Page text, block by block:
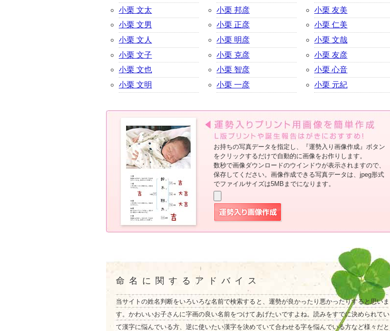
小栗 文太
小栗 文男
小栗 文人
小栗 文子
小栗 文也
小栗 文明
小栗 邦彦
小栗 正彦
小栗 明彦
小栗 克彦
小栗 智彦
小栗 一彦
小栗 友美
小栗 仁美
小栗 文哉
小栗 友彦
小栗 心音
小栗 元紀
お持ちの写真データを指定し、『運勢入り画像作成』ボタン
をクリックするだけで自動的に画像をお作りします。
数秒で画像ダウンロードのウインドウが表示されますので、
保存してください。画像作成できる写真データは、jpeg形式
でファイルサイズは5MBまでになります。
命名に関するアドバイス
当サイトの姓名判断をいろいろな名前で検索すると、運勢が良かったり悪かったりすると思いま
す。かわいいお子さんに字画の良い名前をつけてあげたいですよね。読みをすでに決められてい
て漢字に悩んでいる方、逆に使いたい漢字を決めていて合わせる字を悩んでいる方など様々だと